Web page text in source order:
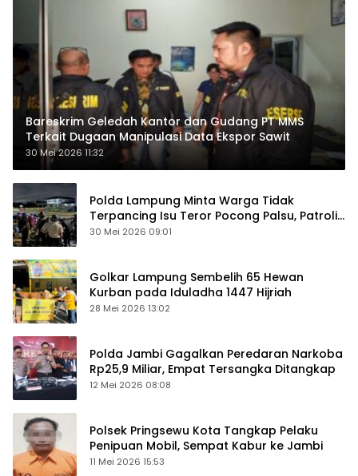
Bareskrim Geledah Kantor dan Gudang PT MMS
Terkait Dugaan Manipulasi Data Ekspor Sawit
30 Mei 2026 11:32
Polda Lampung Minta Warga Tidak
Terpancing Isu Teror Pocong Palsu, Patroli
Keamanan Ditingkatkan
30 Mei 2026 09:01
Golkar Lampung Sembelih 65 Hewan
Kurban pada Iduladha 1447 Hijriah
28 Mei 2026 13:02
Polda Jambi Gagalkan Peredaran Narkoba
Rp25,9 Miliar, Empat Tersangka Ditangkap
12 Mei 2026 08:08
Polsek Pringsewu Kota Tangkap Pelaku
Penipuan Mobil, Sempat Kabur ke Jambi
11 Mei 2026 15:53